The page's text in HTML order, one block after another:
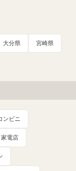
大分県 宮崎県
ンビニ
家電店